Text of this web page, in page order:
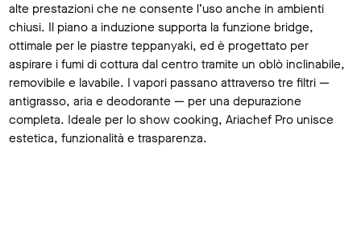
alte prestazioni che ne consente l’uso anche in ambienti
chiusi. Il piano a induzione supporta la funzione bridge,
ottimale per le piastre teppanyaki, ed è progettato per
aspirare i fumi di cottura dal centro tramite un oblò inclinabile,
removibile e lavabile. I vapori passano attraverso tre filtri —
antigrasso, aria e deodorante — per una depurazione
completa. Ideale per lo show cooking, Ariachef Pro unisce
estetica, funzionalità e trasparenza.